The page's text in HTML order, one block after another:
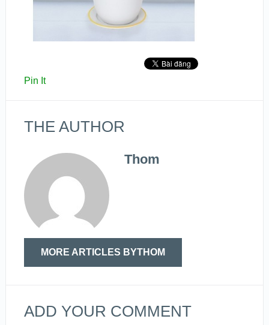
Pin It
THE AUTHOR
Thom
MORE ARTICLES BYTHOM
ADD YOUR COMMENT